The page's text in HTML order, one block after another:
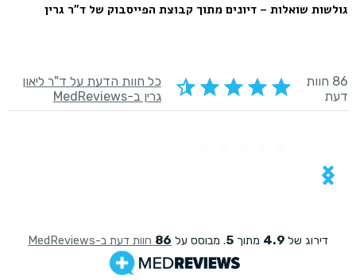
גולשות שואלות – דיונים מתוך קבוצת הפייסבוק של ד"ר גרין